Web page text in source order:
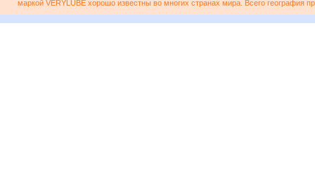
маркой VERYLUBE хорошо известны во многих странах мира. Всего география